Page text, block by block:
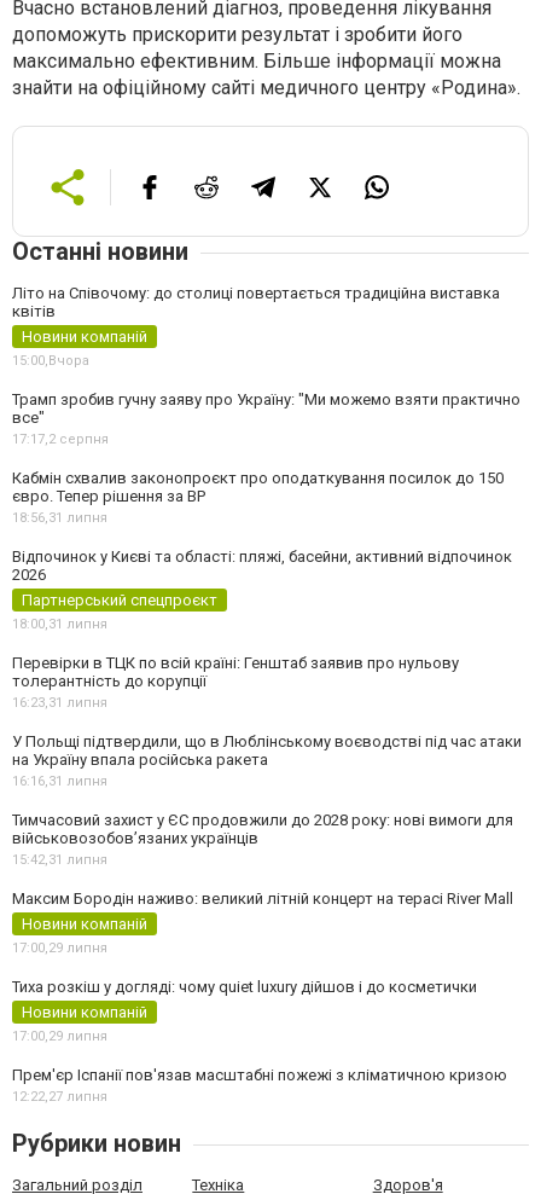
Вчасно встановлений діагноз, проведення лікування
допоможуть прискорити результат і зробити його
максимально ефективним. Більше інформації можна
знайти на офіційному сайті медичного центру «Родина».
Останні новини
Літо на Співочому: до столиці повертається традиційна виставка
квітів
Новини компаній
15:00, Вчора
Трамп зробив гучну заяву про Україну: "Ми можемо взяти практично
все"
17:17,2 серпня
Кабмін схвалив законопроєкт про оподаткування посилок до 150
євро. Тепер рішення за ВР
18:56,31 липня
Відпочинок у Києві та області: пляжі, басейни, активний відпочинок
2026
Партнерський спецпроєкт
18:00,31 липня
Перевірки в ТЦК по всій країні: Генштаб заявив про нульову
толерантність до корупції
16:23,31 липня
У Польщі підтвердили, що в Люблінському воєводстві під час атаки
на Україну впала російська ракета
16:16,31 липня
Тимчасовий захист у ЄС продовжили до 2028 року: нові вимоги для
військовозобов’язаних українців
15:42,31 липня
Максим Бородін наживо: великий літній концерт на терасі River Mall
Новини компаній
17:00,29 липня
Тиха розкіш у догляді: чому quiet luxury дійшов і до косметички
Новини компаній
17:00,29 липня
Прем'єр Іспанії пов'язав масштабні пожежі з кліматичною кризою
12:22,27 липня
Рубрики новин
Загальний розділ Техніка Здоров'я